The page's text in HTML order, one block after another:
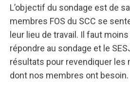
L’objectif du sondage est de
membres FOS du SCC se
leur lieu de travail. Il faut
répondre au sondage et le
résultats pour revendiquer les
dont nos membres ont besoin.